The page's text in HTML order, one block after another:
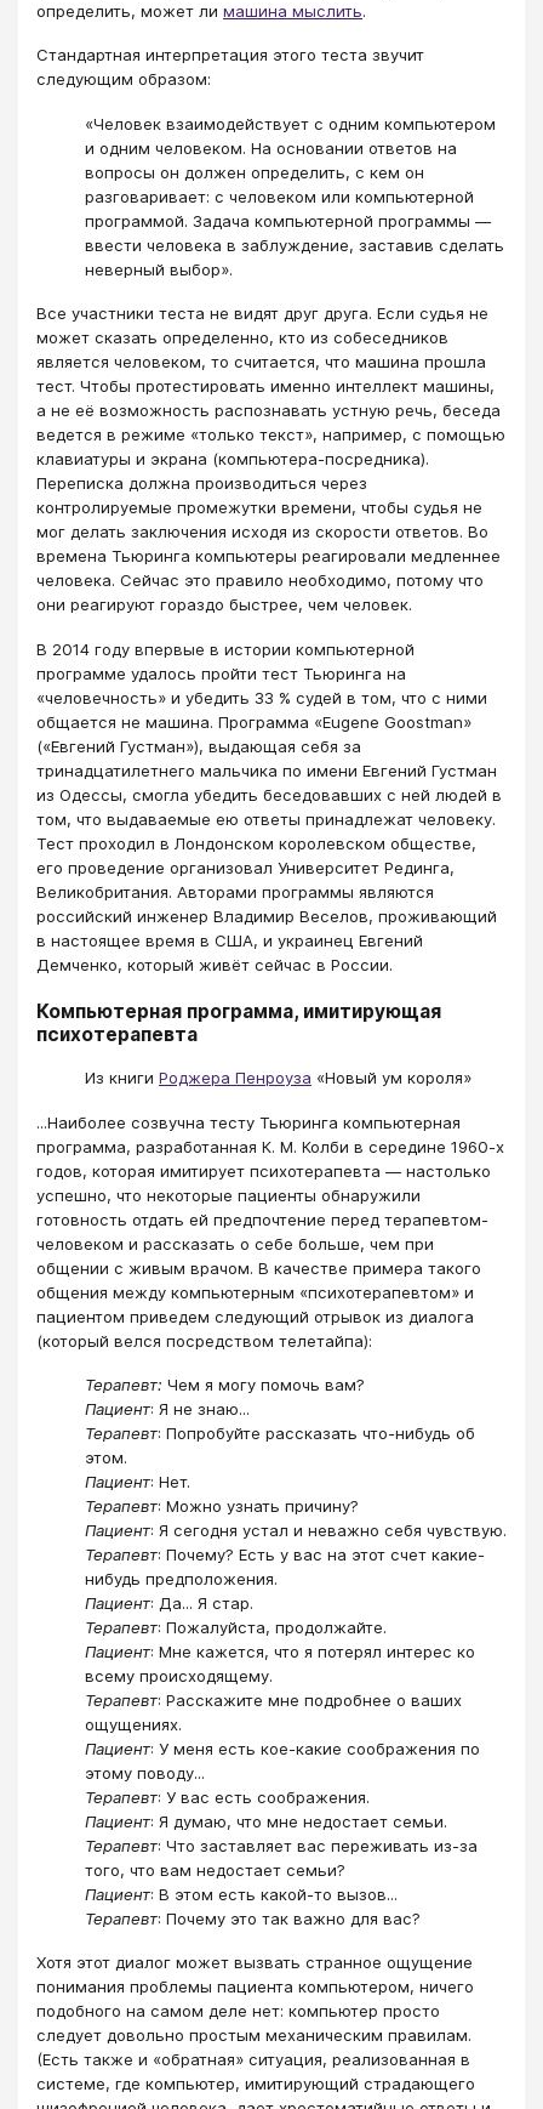
определить, может ли машина мыслить.
Стандартная интерпретация этого теста звучит
следующим образом:
«Человек взаимодействует с одним компьютером
и одним человеком. На основании ответов на
вопросы он должен определить, с кем он
разговаривает: с человеком или компьютерной
программой. Задача компьютерной программы —
ввести человека в заблуждение, заставив сделать
неверный выбор».
Все участники теста не видят друг друга. Если судья не
может сказать определенно, кто из собеседников
является человеком, то считается, что машина прошла
тест. Чтобы протестировать именно интеллект машины,
а не её возможность распознавать устную речь, беседа
ведется в режиме «только текст», например, с помощью
клавиатуры и экрана (компьютера-посредника).
Переписка должна производиться через
контролируемые промежутки времени, чтобы судья не
мог делать заключения исходя из скорости ответов. Во
времена Тьюринга компьютеры реагировали медленнее
человека. Сейчас это правило необходимо, потому что
они реагируют гораздо быстрее, чем человек.
В 2014 году впервые в истории компьютерной
программе удалось пройти тест Тьюринга на
«человечность» и убедить 33 % судей в том, что с ними
общается не машина. Программа «Eugene Goostman»
(«Евгений Густман»), выдающая себя за
тринадцатилетнего мальчика по имени Евгений Густман
из Одессы, смогла убедить беседовавших с ней людей в
том, что выдаваемые ею ответы принадлежат человеку.
Тест проходил в Лондонском королевском обществе,
его проведение организовал Университет Рединга,
Великобритания. Авторами программы являются
российский инженер Владимир Веселов, проживающий
в настоящее время в США, и украинец Евгений
Демченко, который живёт сейчас в России.
Компьютерная программа, имитирующая
психотерапевта
Из книги Роджера Пенроуза «Новый ум короля»
...Наиболее созвучна тесту Тьюринга компьютерная
программа, разработанная К. М. Колби в середине 1960-х
годов, которая имитирует психотерапевта — настолько
успешно, что некоторые пациенты обнаружили
готовность отдать ей предпочтение перед терапевтом-
человеком и рассказать о себе больше, чем при
общении с живым врачом. В качестве примера такого
общения между компьютерным «психотерапевтом» и
пациентом приведем следующий отрывок из диалога
(который велся посредством телетайпа):
Терапевт: Чем я могу помочь вам?
Пациент: Я не знаю...
Терапевт: Попробуйте рассказать что-нибудь об
этом.
Пациент: Нет.
Терапевт: Можно узнать причину?
Пациент: Я сегодня устал и неважно себя чувствую.
Терапевт: Почему? Есть у вас на этот счет какие-
нибудь предположения.
Пациент: Да... Я стар.
Терапевт: Пожалуйста, продолжайте.
Пациент: Мне кажется, что я потерял интерес ко
всему происходящему.
Терапевт: Расскажите мне подробнее о ваших
ощущениях.
Пациент: У меня есть кое-какие соображения по
этому поводу...
Терапевт: У вас есть соображения.
Пациент: Я думаю, что мне недостает семьи.
Терапевт: Что заставляет вас переживать из-за
того, что вам недостает семьи?
Пациент: В этом есть какой-то вызов...
Терапевт: Почему это так важно для вас?
Хотя этот диалог может вызвать странное ощущение
понимания проблемы пациента компьютером, ничего
подобного на самом деле нет: компьютер просто
следует довольно простым механическим правилам.
(Есть также и «обратная» ситуация, реализованная в
системе, где компьютер, имитирующий страдающего